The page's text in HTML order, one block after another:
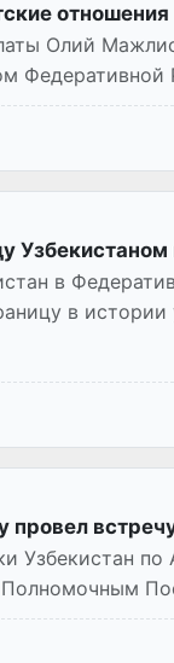
отношения
Олий
Федеративной
в
в истории
провел
Узбекистан по